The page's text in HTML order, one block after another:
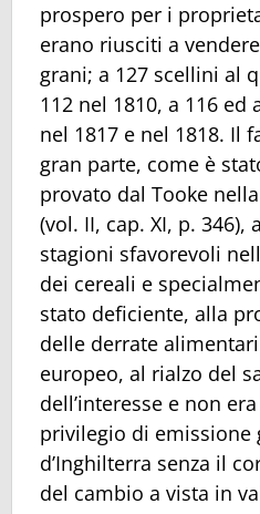
prospero per i
erano riusciti a
grani; a 127 scellini al
112 nel 1810, a 116
nel 1817 e nel 1818. Il
gran parte, come è
provato dal Tooke
(vol. II, cap. XI, p. 346),
stagioni sfavorevoli
dei cereali e
stato deficiente, alla
delle derrate
europeo, al rialzo del
dell’interesse e non
privilegio di emissione
d’Inghilterra senza il
del cambio a vista in